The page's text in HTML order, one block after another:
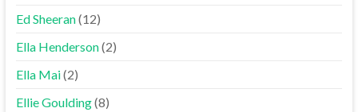
Ed Sheeran(12)
Ella Henderson(2)
Ella Mai(2)
Ellie Goulding(8)